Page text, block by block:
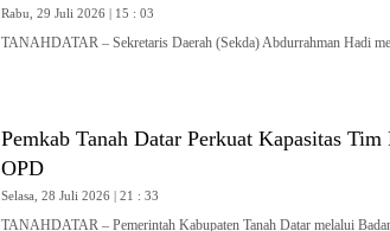
Rabu, 29 Juli 2026 | 15 : 03
TANAHDATAR – Sekretaris Daerah (Sekda) Abdurrahman Hadi
Pemkab Tanah Datar Perkuat Kapasitas
OPD
Selasa, 28 Juli 2026 | 21 : 33
TANAHDATAR – Pemerintah Kabupaten Tanah Datar melalui